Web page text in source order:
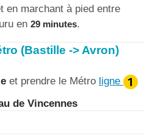
en marchant à pied entre
en 29 minutes.
(Bastille -> Avron)
et prendre le Métro ligne
de Vincennes